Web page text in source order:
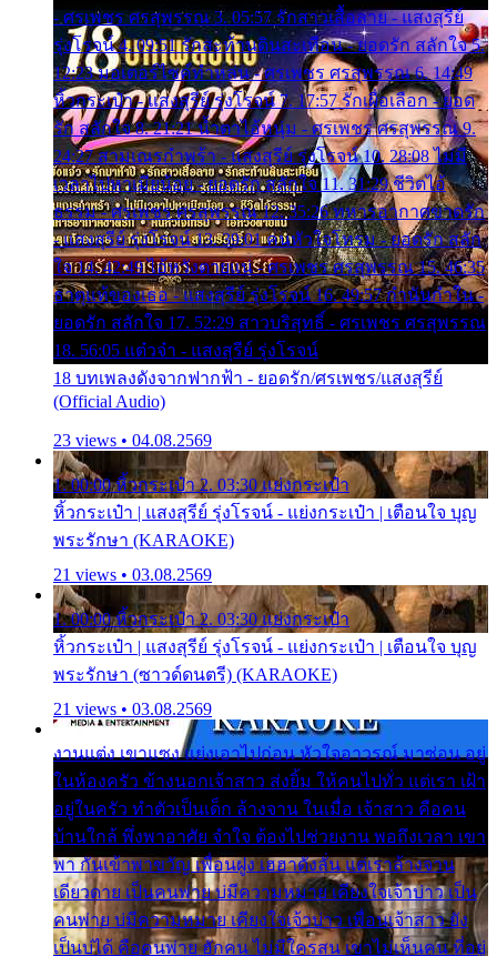
- ศรเพชร ศรสุพรรณ 3. 05:57 รักสาวเสื้อลาย - แสงสุรีย์
รุ่งโรจน์ 4. 09:51 รักสะท้านดินสะเทือน - ยอดรัก สลักใจ 5.
12:23 มอเตอร์ไซค์ทำหล่น - ศรเพชร ศรสุพรรณ 6. 14:49
หิ้วกระเป๋า - แสงสุรีย์ รุ่งโรจน์ 7. 17:57 รักเผื่อเลือก - ยอด
รัก สลักใจ 8. 21:21 น้ำตาไอ้หนุ่ม - ศรเพชร ศรสุพรรณ 9.
24:27 สามเณรกำพร้า - แสงสุรีย์ รุ่งโรจน์ 10. 28:08 ไม่มี
เวลาไปหาเมียน้อย - ยอดรัก สลักใจ 11. 31:29 ชีวิตไอ้
ธรรม - ศรเพชร ศรสุพรรณ 12. 35:26 ทหารอากาศขาดรัก
- แสงสุรีย์ รุ่งโรจน์ 13. 39:01 คนหัวใจโทรม - ยอดรัก สลัก
ใจ 14. 42:49 ไอ้หวังตายแน่ - ศรเพชร ศรสุพรรณ 15. 46:35
ธาตุแท้ของเธอ - แสงสุรีย์ รุ่งโรจน์ 16. 49:57 กำนันกำใน -
ยอดรัก สลักใจ 17. 52:29 สาวบริสุทธิ์ - ศรเพชร ศรสุพรรณ
18. 56:05 แต๋วจ๋า - แสงสุรีย์ รุ่งโรจน์
18 บทเพลงดังจากฟากฟ้า - ยอดรัก/ศรเพชร/แสงสุรีย์
(Official Audio)
23 views • 04.08.2569
1. 00:00 หิ้วกระเป๋า 2. 03:30 แย่งกระเป๋า
หิ้วกระเป๋า | แสงสุรีย์ รุ่งโรจน์ - แย่งกระเป๋า | เตือนใจ บุญ
พระรักษา (KARAOKE)
21 views • 03.08.2569
1. 00:00 หิ้วกระเป๋า 2. 03:30 แย่งกระเป๋า
หิ้วกระเป๋า | แสงสุรีย์ รุ่งโรจน์ - แย่งกระเป๋า | เตือนใจ บุญ
พระรักษา (ซาวด์ดนตรี) (KARAOKE)
21 views • 03.08.2569
งานแต่ง เขาแซง แย่งเอาไปก่อน หัวใจอาวรณ์ มาซ่อน อยู่
ในห้องครัว ข้างนอกเจ้าสาว ส่งยิ้ม ให้คนไปทั่ว แต่เรา เฝ้า
อยู่ในครัว ทำตัวเป็นเด็ก ล้างจาน ในเมื่อ เจ้าสาว คือคน
บ้านใกล้ พึ่งพาอาศัย จำใจ ต้องไปช่วยงาน พอถึงเวลา เขา
พา กันเข้าพาขวัญ เพื่อนฝูง เฮฮาดังลั่น แต่เราล้างจาน
เดียวดาย เป็นคนพ่าย บ่มีความหมาย เคียงใจเจ้าบ่าว เป็น
คนพ่าย บ่มีความหมาย เคียงใจเจ้าบ่าว เพื่อนเจ้าสาว ยัง
เป็นบ่ได้ คือคนพ่าย ฮักคน ไม่มีใครสน เขาไม่เห็นคน ที่อยู่